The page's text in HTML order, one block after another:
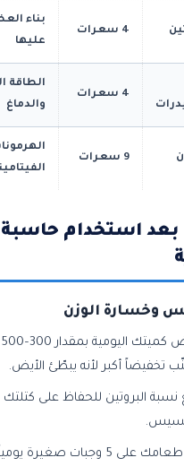
4 سعرات
بناء
عليها
4 سعرات
الطاقة
والدماغ
9 سعرات
بعد استخدام
وخسارة الوزن
تخفيضاً أكبر لأنه يبطّئ الأيض.
نسبة البروتين للحفاظ على كتلتك
على 5 وجبات صغيرة يومياً.